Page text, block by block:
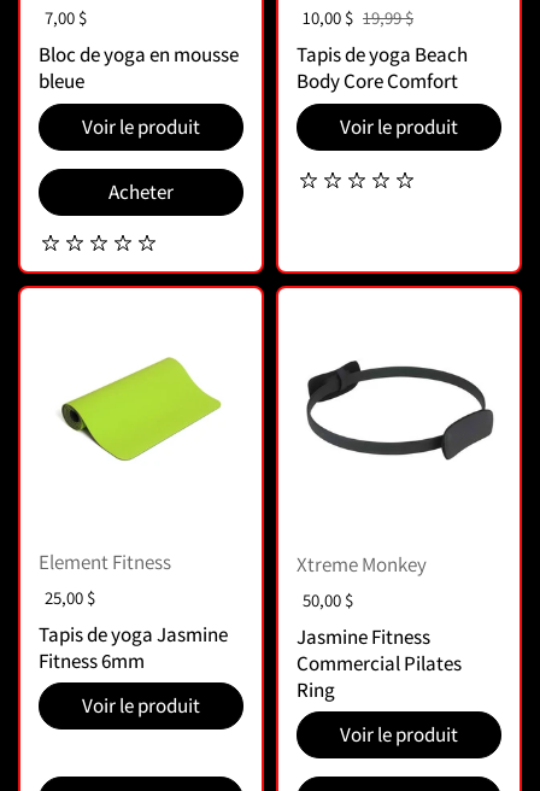
Prix :
7,00 $
Bloc de yoga en mousse
bleue
Voir le produit
Acheter
Prix soldé :
10,00 $ Prix normal :
19,99 $
Tapis de yoga Beach
Body Core Comfort
Voir le produit
Element Fitness
Prix :
25,00 $
Tapis de yoga Jasmine
Fitness 6mm
Voir le produit
Xtreme Monkey
Prix :
50,00 $
Jasmine Fitness
Commercial Pilates
Ring
Voir le produit